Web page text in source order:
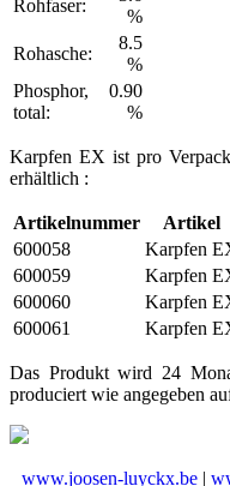
Rohfaser:
%
Rohasche:
8.5
%
Phosphor,
total:
0.90
%
Karpfen EX ist pro
erhältlich :
Artikelnummer Artikel
600058
Karpfen
600059
Karpfen
600060
Karpfen
600061
Karpfen
Das Produkt wird 24
produciert wie angegeben
www.joosen-luyckx.be |